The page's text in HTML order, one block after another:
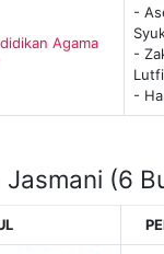
Agama
-
-
Lutfi
-
(6